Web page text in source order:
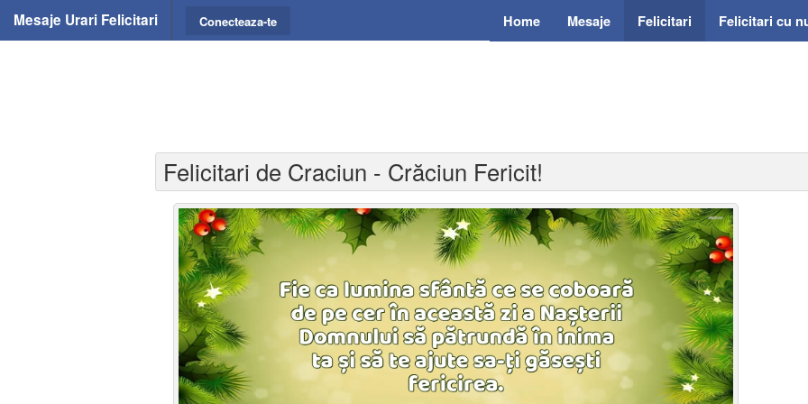
Mesaje Urari Felicitari Home Mesaje Felicitari Felicitari cu
Conecteaza-te
Felicitari de Craciun - Crăciun Fericit!